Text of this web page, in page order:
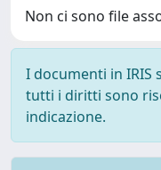
Non ci sono file
I documenti in
tutti i diritti sono
indicazione.